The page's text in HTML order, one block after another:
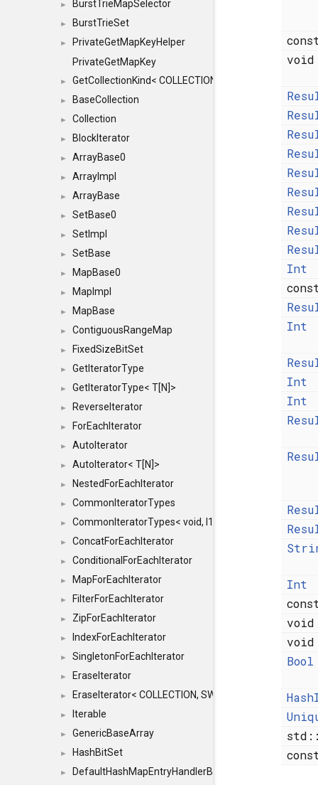
► BurstTrieMapSelector
► BurstTrieSet
►
PrivateGetMapKeyHelper
PrivateGetMapKey
► GetCollectionKind< COLLECTION, typename
► BaseCollection
► Collection
► BlockIterator
► ArrayBase0
► ArrayImpl
► ArrayBase
► SetBase0
► SetImpl
► SetBase
► MapBase0
► MapImpl
► MapBase
► ContiguousRangeMap
► FixedSizeBitSet
► GetIteratorType
► GetIteratorType< T[N]>
► ReverseIterator
► ForEachIterator
► AutoIterator
► AutoIterator< T[N]>
► NestedForEachIterator
► CommonIteratorTypes
► CommonIteratorTypes< void, I1, I2 >
► ConcatForEachIterator
► ConditionalForEachIterator
► MapForEachIterator
► FilterForEachIterator
► ZipForEachIterator
► IndexForEachIterator
► SingletonForEachIterator
► EraseIterator
► EraseIterator< COLLECTION, SWAP_ERASE, false >
► Iterable
► GenericBaseArray
► HashBitSet
►
DefaultHashMapEntryHandlerBase
Int
Int
Int
Int
Int
Bool